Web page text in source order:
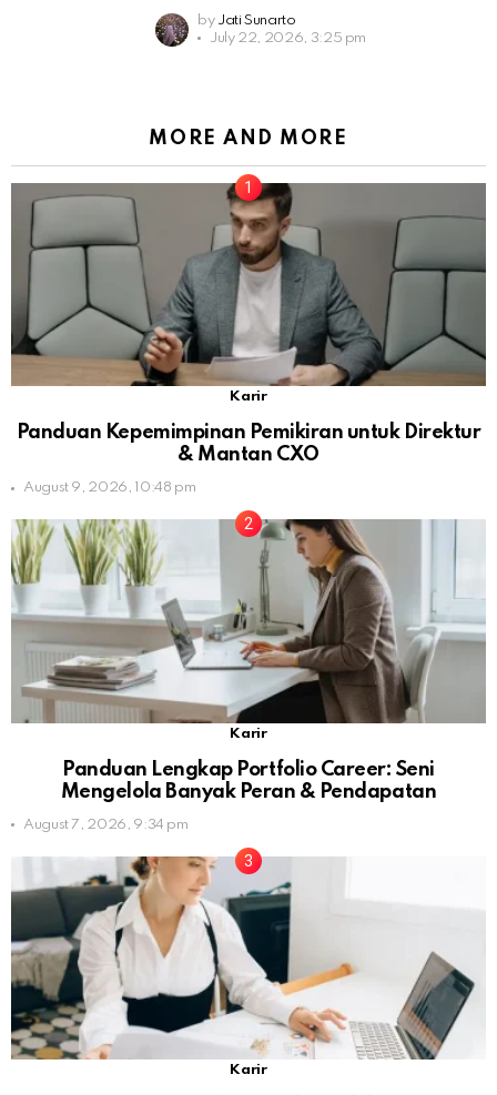
by Jati Sunarto
July 22, 2026, 3:25 pm
MORE AND MORE
Karir
Panduan Kepemimpinan Pemikiran untuk Direktur
& Mantan CXO
August 9, 2026, 10:48 pm
Karir
Panduan Lengkap Portfolio Career: Seni
Mengelola Banyak Peran & Pendapatan
August 7, 2026, 9:34 pm
Karir